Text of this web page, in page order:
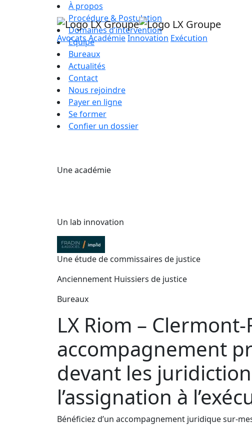
AvocatsAcadémieInnovation Exécution
À propos
Procédure & Postulation
Domaines d’intervention
Équipe
Bureaux
Actualités
Contact
Nous rejoindre
Payer en ligne
Se former
Confier un dossier
Une académie
Un lab innovation
Une étude de commissaires de justice
Anciennement Huissiers de justice
Bureaux
LX Riom –
accompagnement
devant les
l’assignation à
Bénéficiez d’un accompagnement juridique sur-